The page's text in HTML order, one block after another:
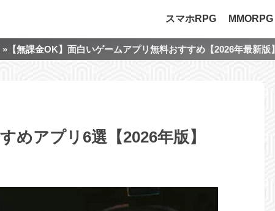
スマホRPG MMORPG
»【無課金OK】面白いゲームアプリ無料おすすめ【2026年最新版】
めアプリ6選【2026年版】